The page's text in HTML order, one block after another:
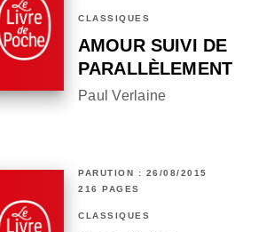
CLASSIQUES
AMOUR SUIVI DE
PARALLÈLEMENT
Paul Verlaine
PARUTION : 26/08/2015
216 PAGES
CLASSIQUES